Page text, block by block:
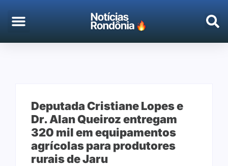
Deputada Cristiane Lopes e
Dr. Alan Queiroz entregam
320 mil em equipamentos
agrícolas para produtores
rurais de Jaru